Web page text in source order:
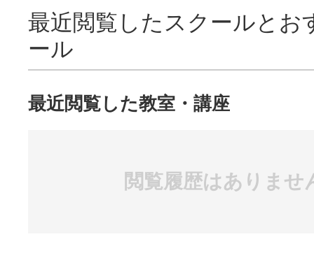
最近閲覧したスクールとお
ール
最近閲覧した教室・講座
閲覧履歴はありませ